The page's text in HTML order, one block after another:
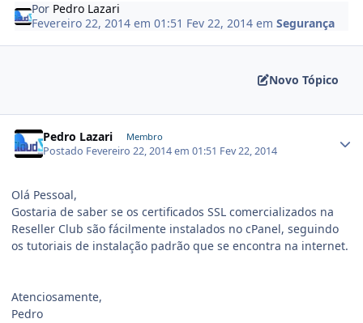
Por Pedro Lazari
Fevereiro 22, 2014 em 01:51 Fev 22, 2014 emSegurança
Novo Tópico
Pedro Lazari Membro
Postado Fevereiro 22, 2014 em 01:51 Fev 22, 2014
Olá Pessoal,
Gostaria de saber se os certificados SSL comercializados na
Reseller Club são fácilmente instalados no cPanel, seguindo
os tutoriais de instalação padrão que se encontra na internet.
Atenciosamente,
Pedro